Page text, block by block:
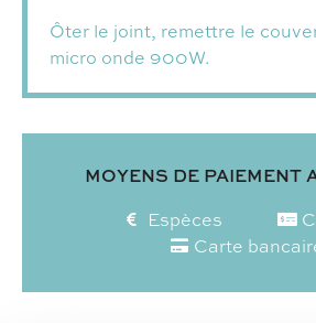
Ôter le joint, remettre le
micro onde 900W.
MOYENS DE PAIEMENT
Espèces
Carte